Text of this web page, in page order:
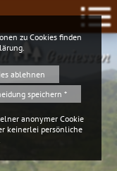
Geniessen
zu Cookies finden
ablehnen
speichern *
anonymer Cookie
keinerlei persönliche